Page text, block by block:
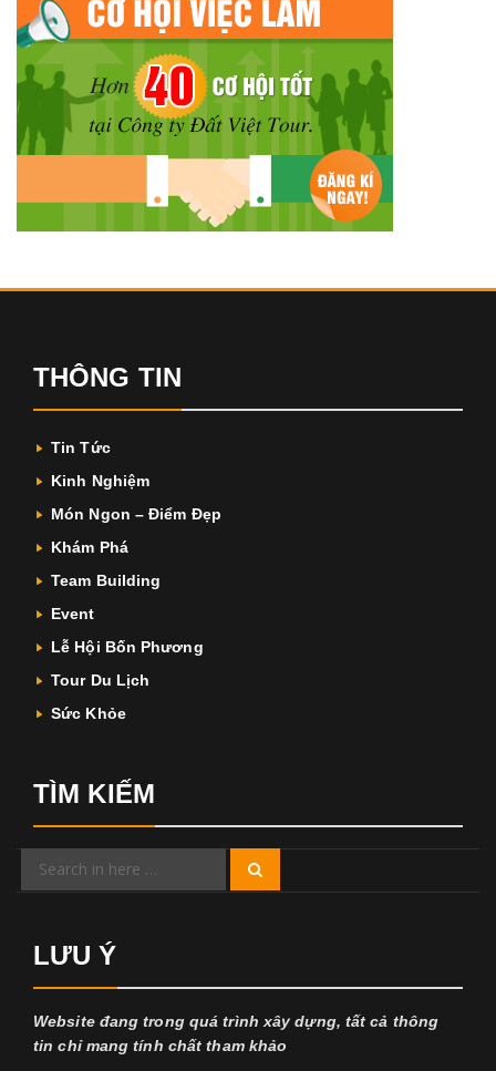
THÔNG TIN
Tin Tức
Kinh Nghiệm
Món Ngon – Điểm Đẹp
Khám Phá
Team Building
Event
Lễ Hội Bốn Phương
Tour Du Lịch
Sức Khỏe
TÌM KIẾM
Search
LƯU Ý
Website đang trong quá trình xây dựng, tất cả thông
tin chỉ mang tính chất tham khảo